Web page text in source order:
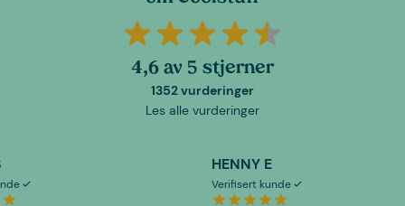
4,6 av 5 stjerner
1352 vurderinger
Les alle vurderinger
HENNY E
Verifisert kunde